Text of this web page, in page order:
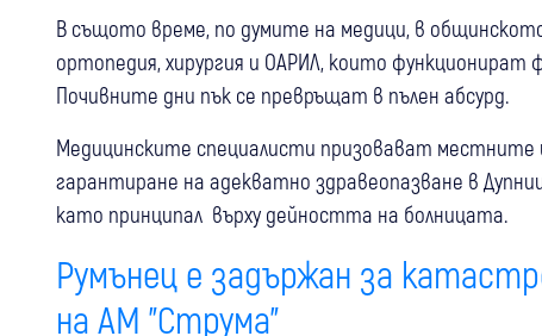
В същото време, по думите на медици, в
ортопедия, хирургия и ОАРИЛ, които
Почивните дни пък се превръщат в пълен абсурд.
Медицинските специалисти призовават местните
гарантиране на адекватно здравеопазване в
като принципал върху дейността на болницата.
Румънец е задържан за
на АМ "Струма"